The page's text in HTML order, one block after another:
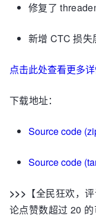
修复了
新增 CTC 损失
点击此处查看更多
下载地址：
Source code
Source code
>>> 【全民狂欢，
论点赞数超过 20